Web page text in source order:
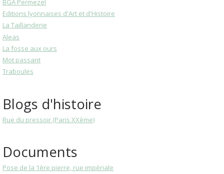
BGA Permezel
Editions lyonnaises d'Art et d'Histoire
La Taillanderie
Aleas
La fosse aux ours
Mot passant
Traboules
Blogs d'histoire
Rue du pressoir (Paris XXème)
Documents
Pose de la 1ère pierre, rue impériale